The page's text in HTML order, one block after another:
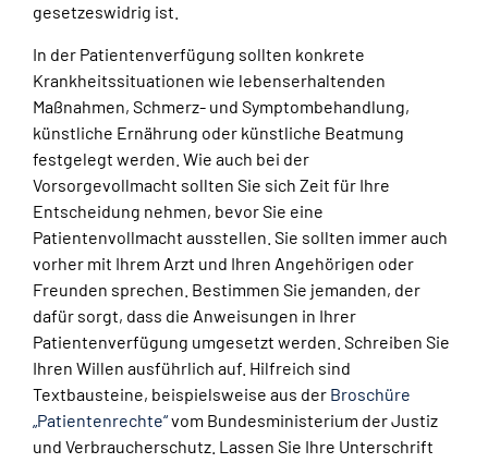
gesetzeswidrig ist.
In der Patientenverfügung sollten konkrete
Krankheitssituationen wie lebenserhaltenden
Maßnahmen, Schmerz- und Symptombehandlung,
künstliche Ernährung oder künstliche Beatmung
festgelegt werden. Wie auch bei der
Vorsorgevollmacht sollten Sie sich Zeit für Ihre
Entscheidung nehmen, bevor Sie eine
Patientenvollmacht ausstellen. Sie sollten immer auch
vorher mit Ihrem Arzt und Ihren Angehörigen oder
Freunden sprechen. Bestimmen Sie jemanden, der
dafür sorgt, dass die Anweisungen in Ihrer
Patientenverfügung umgesetzt werden. Schreiben Sie
Ihren Willen ausführlich auf. Hilfreich sind
Textbausteine, beispielsweise aus der Broschüre
„Patientenrechte“vom Bundesministerium der Justiz
und Verbraucherschutz. Lassen Sie Ihre Unterschrift